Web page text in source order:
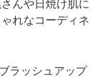
んや日焼け肌に
れなコーディネ
ラッシュアップ